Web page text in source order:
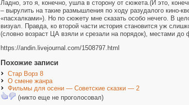
Ладно, это я, конечно, ушла в сторону от сюжета.(И это,
– вырулить на такие размышления по ходу разудалого кино-
«пасхалками»). Но по сюжету мне сказать особо нечего. В
визуал. Правда, ко второй части история становится уж
(словно возраст ЦА взяли и срезали на порядок), местами до
https://andin.livejournal.com/1508797.html
Похожие записи
Стар Ворз 8
О смене жанра
Фильмы для осени — Советские сказки — 2
(никто еще не проголосовал)